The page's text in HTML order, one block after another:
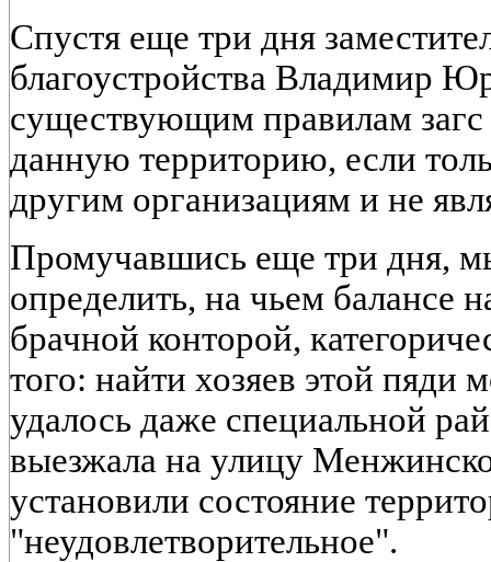
Спустя еще три дня
благоустройства Владимир
существующим правилам загс
данную территорию, если
другим организациям и не
Промучавшись еще три дня,
определить, на чьем балансе
брачной конторой,
того: найти хозяев этой пяди
удалось даже специальной
выезжала на улицу
установили состояние
"неудовлетворительное".